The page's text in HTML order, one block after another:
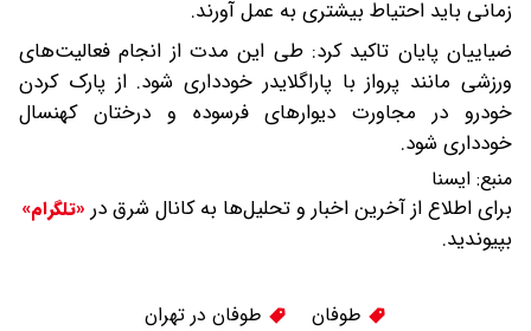
زمانی باید احتیاط بیشتری به عمل آورند.
ضیاییان پایان تاکید کرد: طی این مدت از انجام فعالیت‌های
ورزشی مانند پرواز با پاراگلایدر خودداری شود. از پارک کردن
خودرو در مجاورت دیوارهای فرسوده و درختان کهنسال
خودداری شود.
منبع: ایسنا
برای اطلاع از آخرین اخبار و تحلیل‌ها به کانال شرق در «تلگرام»
بپیوندید.
طوفان طوفان در تهران